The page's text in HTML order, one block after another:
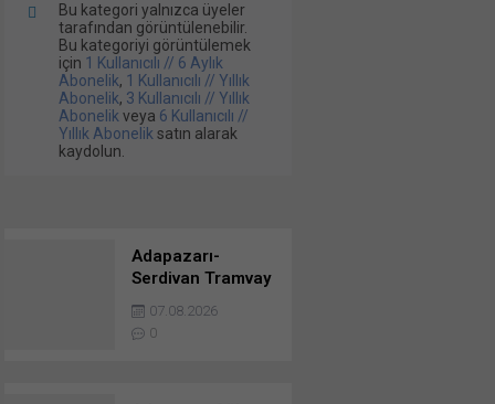
Bu kategori yalnızca üyeler
tarafından görüntülenebilir.
Bu kategoriyi görüntülemek
için 1 Kullanıcılı // 6 Aylık
Abonelik, 1 Kullanıcılı // Yıllık
Abonelik, 3 Kullanıcılı // Yıllık
Abonelik veya 6 Kullanıcılı //
Yıllık Abonelik satın alarak
kaydolun.
Adapazarı-
Serdivan Tramvay
Hattı Kontrollük
Ve Danışmanlık
Hizmetleri
07.08.2026
0